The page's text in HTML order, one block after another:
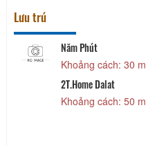
Lưu trú
Năm Phút
Khoảng cách: 30 m
2T.Home Dalat
Khoảng cách: 50 m